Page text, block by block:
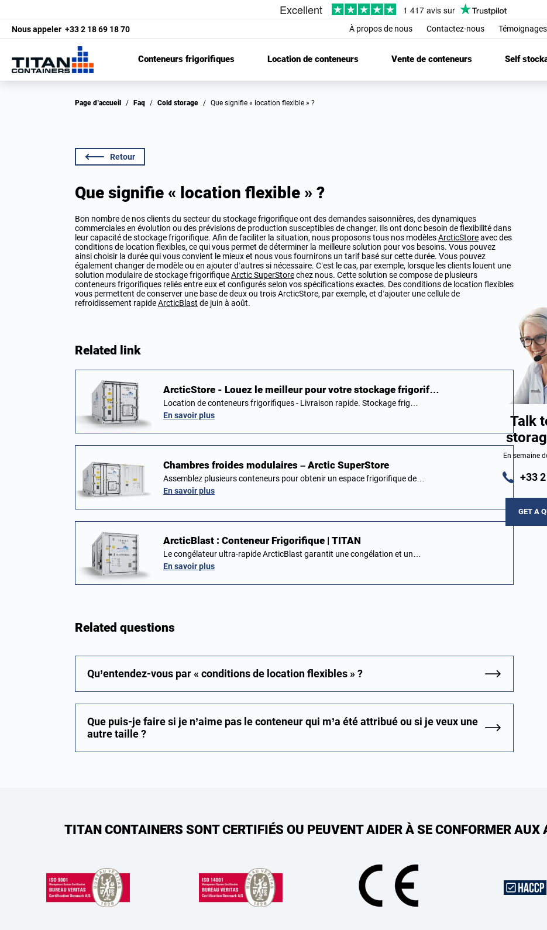
Nous appeler +33 2 18 69 18 70 À propos de nous Contactez-nous
Conteneurs frigorifiques Location de conteneurs Vente de conteneurs Self
Page d’accueil / Faq / Cold storage / Que signifie « location flexible » ?
Retour
Que signifie « location flexible » ?
Bon nombre de nos clients du secteur du stockage frigorifique ont des demandes saisonnières, des dynamiques
commerciales en évolution ou des prévisions de production susceptibles de changer. Ils ont donc besoin de flexibilité dans
leur capacité de stockage frigorifique. Afin de faciliter la situation, nous proposons tous nos modèlesArcticStoreavec des
conditions de location flexibles, ce qui vous permet de déterminer la meilleure solution pour vos besoins. Vous pouvez
ainsi choisir la durée qui vous convient le mieux et nous vous fournirons un tarif basé sur cette durée. Vous pouvez
également changer de modèle ou en ajouter d’autres si nécessaire. C’est le cas, par exemple, lorsque les clients louent une
solution modulaire de stockage frigorifiqueArctic SuperStorechez nous. Cette solution se compose de plusieurs
conteneurs frigorifiques reliés entre eux et configurés selon vos spécifications exactes. Des conditions de location flexibles
vous permettent de conserver une base de deux ou trois ArcticStore, par exemple, et d’ajouter une cellule de
refroidissement rapideArcticBlast de juin à août.
Related link
ArcticStore - Louez le meilleur pour votre stockage frigorif…
Location de conteneurs frigorifiques - Livraison rapide. Stockage frig…
En savoir plus
Chambres froides modulaires – Arctic SuperStore
Assemblez plusieurs conteneurs pour obtenir un espace frigorifique de…
En savoir plus
ArcticBlast : Conteneur Frigorifique | TITAN
Le congélateur ultra-rapide ArcticBlast garantit une congélation et un…
En savoir plus
Related questions
Qu’entendez-vous par « conditions de location flexibles » ?
Que puis-je faire si je n’aime pas le conteneur qui m’a été attribué ou si je veux une
autre taille ?
Talk
En semaine
+33
GET A
TITAN CONTAINERS SONT CERTIFIÉS OU PEUVENT AIDER À SE CONFORMER